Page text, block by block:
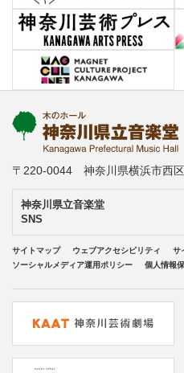
〒220-0044 神奈川県横浜市西
神奈川県立音楽堂
SNS
サイトマップ ウェブアクセシビリティ
サ
ソーシャルメディア運用ポリシー
個人情報